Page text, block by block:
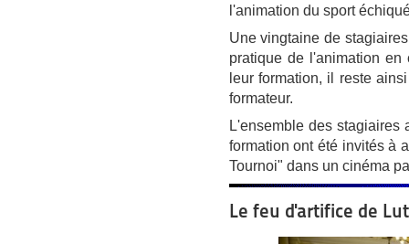
l'animation du sport
Une vingtaine de
pratique de l'animation
leur formation, il reste
formateur.
L'ensemble des
formation ont été invités à
Tournoi" dans un cinéma
Le feu d'artifice de